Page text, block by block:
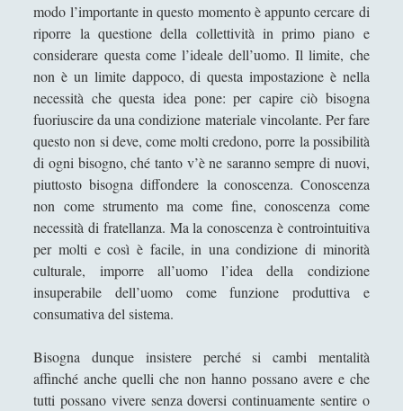
Un velo, occhi, mento, un vestito, mani, vivi in
eterno per virtù della croce della sezione aurea,
tutto questo è la Gioconda di Leonardo
Una "sete di successo" per il piccione... lavatore
Una dimora fenomenologica senza la prominenza
dell'idealismo
VENERE IN CORNICE - Il treno della chiocciola che
"sbuffa" dall'oro / The train of a snail which "puffs"
from the gold
VENERE IN CORNICE - La colonna si gonfia
d'acqua al tempo d'una fontana volante / The
column swells with water at the time of a flying
fountain
d'un atomo che fa danzare la sera / The violet
bubbles on the skin of an atom which allows the
evening to dance
modo l’importante in questo momento è appunto cercare di
riporre la questione della collettività in primo piano e
considerare questa come l’ideale dell’uomo. Il limite, che
non è un limite dappoco, di questa impostazione è nella
necessità che questa idea pone: per capire ciò bisogna
fuoriuscire da una condizione materiale vincolante. Per fare
questo non si deve, come molti credono, porre la possibilità
di ogni bisogno, ché tanto v’è ne saranno sempre di nuovi,
piuttosto bisogna diffondere la conoscenza. Conoscenza
non come strumento ma come fine, conoscenza come
necessità di fratellanza. Ma la conoscenza è controintuitiva
per molti e così è facile, in una condizione di minorità
culturale, imporre all’uomo l’idea della condizione
insuperabile dell’uomo come funzione produttiva e
consumativa del sistema.
Bisogna dunque insistere perché si cambi mentalità
affinché anche quelli che non hanno possano avere e che
tutti possano vivere senza doversi continuamente sentire o